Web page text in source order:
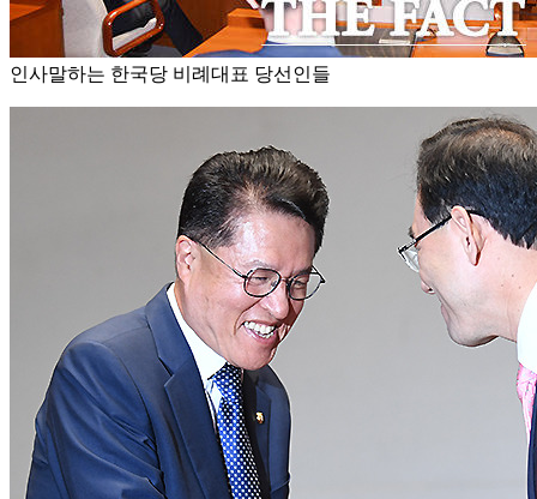
인사말하는 한국당 비례대표 당선인들